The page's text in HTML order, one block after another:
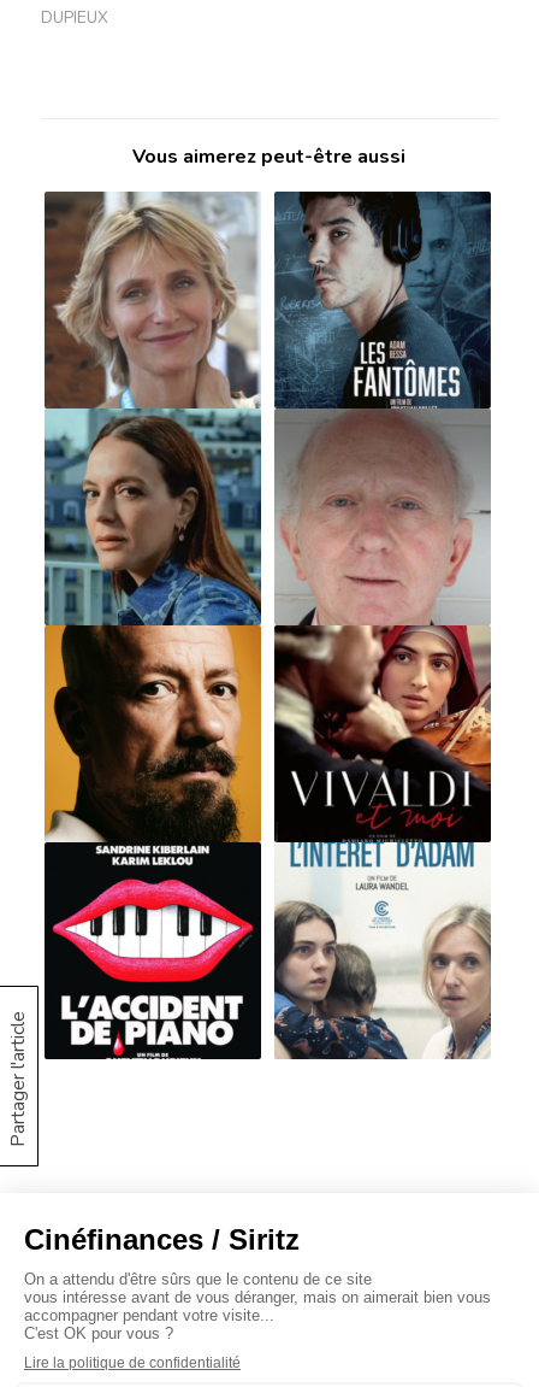
Partager l'article
DUPIEUX
Vous aimerez peut-être aussi
À propos
Baromètres
Cinéscoop
Éditorial